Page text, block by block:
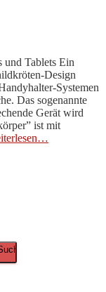
Tablets Ein
Design
Systemen
Das sogenannte
Gerät wird
ist mit